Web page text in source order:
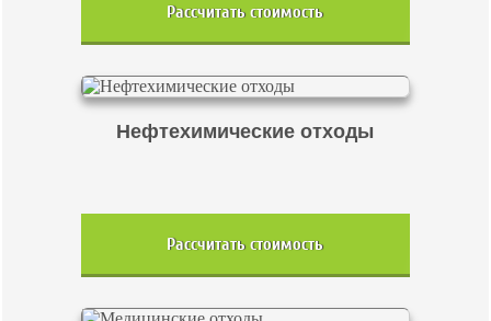
Рассчитать стоимость
Нефтехимические отходы
Рассчитать стоимость